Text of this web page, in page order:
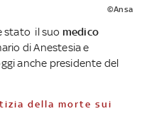
©Ansa
stato il suo medico
di Anestesia e
anche presidente del